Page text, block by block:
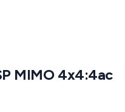
MIMO 4x4:4ac